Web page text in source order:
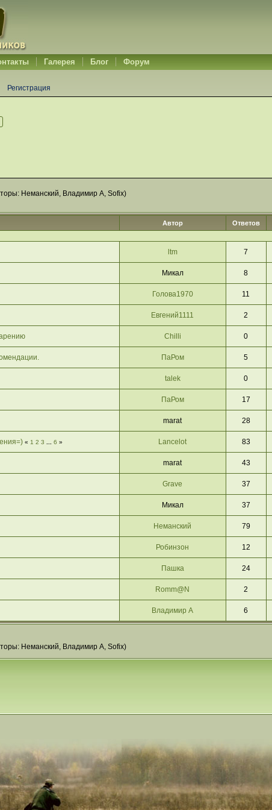
Галерея Блог Форум
Регистрация
Неманский, Владимир А, Sofix)
Автор Ответов
ltm 7
Микал 8
Голова1970 11
Евгений1111 2
Chilli 0
ПаРом 5
talek 0
ПаРом 17
marat 28
« 1 2 3 6 » Lancelot 83
marat 43
Grave 37
Микал 37
Неманский 79
Робинзон 12
Пашка 24
Romm@N 2
Владимир А 6
Неманский, Владимир А, Sofix)